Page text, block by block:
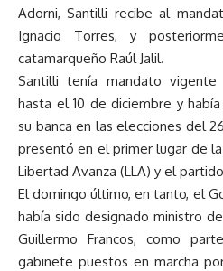
Adorni, Santilli recibe al
Ignacio Torres, y
catamarqueño Raúl Jalil.
Santilli tenía mandato
hasta el 10 de diciembre y
su banca en las elecciones del
presentó en el primer lugar de
Libertad Avanza (LLA) y el
El domingo último, en tanto, el
había sido designado ministro
Guillermo Francos, como
gabinete puestos en marcha